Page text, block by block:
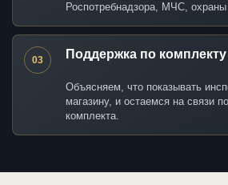
Роспотребнадзора, МЧС, охраны
03 Поддержка по комплекту
Объясняем, что показывать
магазину, и остаемся на связи
комплекта.